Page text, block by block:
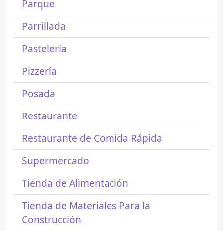
Parque
Parrillada
Pastelería
Pizzería
Posada
Restaurante
Restaurante de Comida Rápida
Supermercado
Tienda de Alimentación
Tienda de Materiales Para la
Construcción